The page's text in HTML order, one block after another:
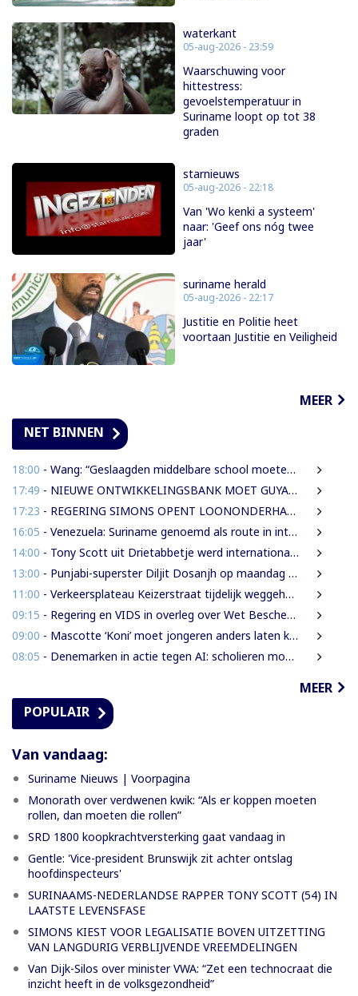
waterkant
05-aug-2026 - 23:59
Waarschuwing voor
hittestress:
gevoelstemperatuur in
Suriname loopt op tot 38
graden
starnieuws
05-aug-2026 - 22:18
Van 'Wo kenki a systeem'
naar: 'Geef ons nóg twee
jaar'
suriname herald
05-aug-2026 - 22:17
Justitie en Politie heet
voortaan Justitie en Veiligheid
MEER
NET BINNEN
18:00 - Wang: “Geslaagden middelbare school moeten 450 SRD betalen om diploma te ontvangen”
17:49 - NIEUWE ONTWIKKELINGSBANK MOET GUYANESE BEDRIJVEN KLAARSTOMEN OM BUITENLANDSE BEDRIJVEN TE VERVANGEN
17:23 - REGERING SIMONS OPENT LOONONDERHANDELINGEN MET OVERHEIDSVAKBONDEN NA LICHTE FINANCIËLE ADEMRUIMTE
16:05 - Venezuela: Suriname genoemd als route in internationale cocaïnesmokkel naar Europa
14:00 - Tony Scott uit Drietabbetje werd internationaal bekend door zijn hiphouse muziek
13:00 - Punjabi-superster Diljit Dosanjh op maandag 7 september in Ziggo Dome
11:00 - Verkeersplateau Keizerstraat tijdelijk weggehaald vanwege chaos rond Domineestraat
09:15 - Regering en VIDS in overleg over Wet Bescherming Woon- en Leefgebieden
09:00 - Mascotte ‘Koni’ moet jongeren anders laten kijken naar Surinaamse houtsector
08:05 - Denemarken in actie tegen AI: scholieren moeten extra mondelinge examens doen
MEER
POPULAIR
Van vandaag:
Suriname Nieuws | Voorpagina
Monorath over verdwenen kwik: “Als er koppen moeten
rollen, dan moeten die rollen”
SRD 1800 koopkrachtversterking gaat vandaag in
Gentle: 'Vice-president Brunswijk zit achter ontslag
hoofdinspecteurs'
SURINAAMS-NEDERLANDSE RAPPER TONY SCOTT (54) IN
LAATSTE LEVENSFASE
SIMONS KIEST VOOR LEGALISATIE BOVEN UITZETTING
VAN LANGDURIG VERBLIJVENDE VREEMDELINGEN
Van Dijk-Silos over minister VWA: “Zet een technocraat die
inzicht heeft in de volksgezondheid”